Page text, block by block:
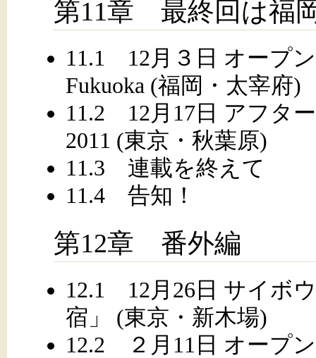
第11章 最終回は福
11.1 12月３日 オープ
Fukuoka (福岡・太宰府)
11.2 12月17日 アフタ
2011 (東京・秋葉原)
11.3 連載を終えて
11.4 告知！
第12章 番外編
12.1 12月26日 サイボ
宿」 (東京・新木場)
12.2 ２月11日 オープ